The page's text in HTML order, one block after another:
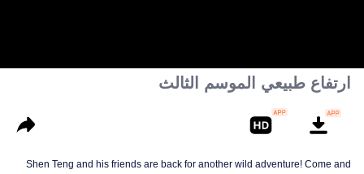
ارتفاع طبيعي الموسم الثالث
Shen Teng and his friends are back for another wild adventure! Come and